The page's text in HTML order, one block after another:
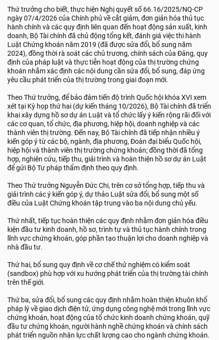
Thứ trưởng cho biết, thực hiện Nghị quyết số 66.16/2025/NQ-CP
ngày 07/4/2026 của Chính phủ về cắt giảm, đơn giản hóa thủ tục
hành chính và các quy định liên quan đến hoạt động sản xuất, kinh
doanh, Bộ Tài chính đã chủ động tổng kết, đánh giá việc thi hành
Luật Chứng khoán năm 2019 (đã được sửa đổi, bổ sung năm
2024), đồng thời rà soát các chủ trương, chính sách của Đảng, quy
định của pháp luật và thực tiễn hoạt động của thị trường chứng
khoán nhằm xác định các nội dung cần sửa đổi, bổ sung, đáp ứng
yêu cầu phát triển của thị trường trong giai đoạn mới.
Theo Thứ trưởng, để bảo đảm tiến độ trình Quốc hội khóa XVI xem
xét tại Kỳ họp thứ hai (dự kiến tháng 10/2026), Bộ Tài chính đã triển
khai xây dựng hồ sơ dự án Luật và tổ chức lấy ý kiến rộng rãi đối với
các cơ quan, tổ chức, địa phương, hiệp hội, doanh nghiệp và các
thành viên thị trường. Đến nay, Bộ Tài chính đã tiếp nhận nhiều ý
kiến góp ý từ các bộ, ngành, địa phương, Đoàn đại biểu Quốc hội,
hiệp hội và thành viên thị trường chứng khoán; đồng thời đã tổng
hợp, nghiên cứu, tiếp thu, giải trình và hoàn thiện hồ sơ dự án Luật
để gửi Bộ Tư pháp thẩm định theo quy định.
Theo Thứ trưởng Nguyễn Đức Chi, trên cơ sở tổng hợp, tiếp thu và
giải trình các ý kiến góp ý, dự thảo Luật sửa đổi, bổ sung một số
điều của Luật Chứng khoán tập trung vào ba nội dung chủ yếu.
Thứ nhất, tiếp tục hoàn thiện các quy định nhằm đơn giản hóa điều
kiện đầu tư kinh doanh, hồ sơ, trình tự và thủ tục hành chính trong
lĩnh vực chứng khoán, góp phần tạo thuận lợi cho doanh nghiệp và
nhà đầu tư.
Thứ hai, bổ sung quy định về cơ chế thử nghiệm có kiểm soát
(sandbox) phù hợp với xu hướng phát triển của thị trường tài chính
trên thế giới.
Thứ ba, sửa đổi, bổ sung các quy định nhằm hoàn thiện khuôn khổ
pháp lý về giao dịch điện tử, ứng dụng công nghệ mới trong lĩnh vực
chứng khoán, hoạt động của tổ chức kinh doanh chứng khoán, quỹ
đầu tư chứng khoán, người hành nghề chứng khoán và chính sách
phát triển nguồn nhân lực chất lượng cao cho ngành chứng khoán.